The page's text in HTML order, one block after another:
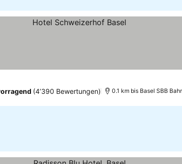
(4’390 Bewertungen) 0.1 km bis Basel SBB